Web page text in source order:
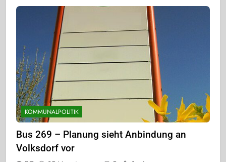
KOMMUNALPOLITIK
Bus 269 – Planung sieht Anbindung an
Volksdorf vor